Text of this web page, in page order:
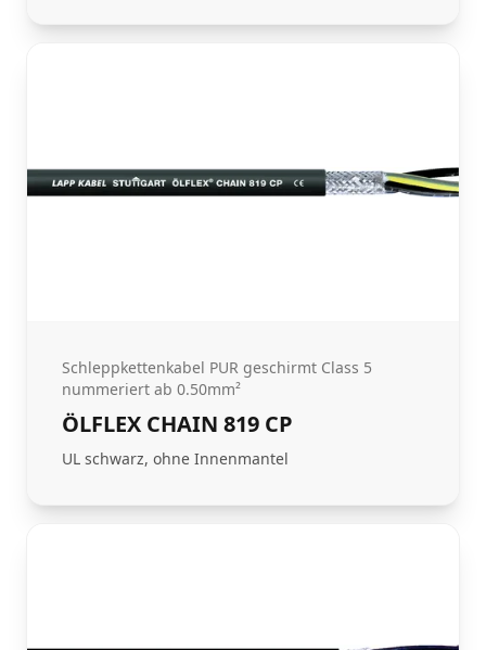
Schleppkettenkabel PUR geschirmt Class 5
nummeriert ab 0.50mm²
ÖLFLEX CHAIN 819 CP
UL schwarz, ohne Innenmantel